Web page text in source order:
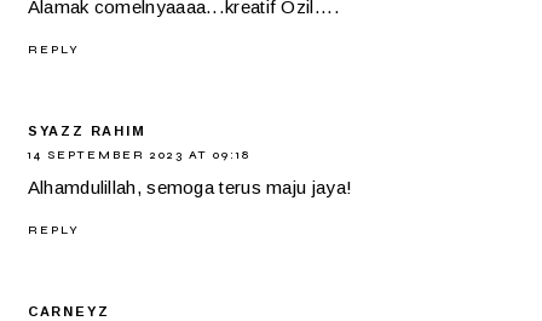
Alamak comelnyaaaa...kreatif Ozil....
REPLY
SYAZZ RAHIM
14 SEPTEMBER 2023 AT 09:18
Alhamdulillah, semoga terus maju jaya!
REPLY
CARNEYZ